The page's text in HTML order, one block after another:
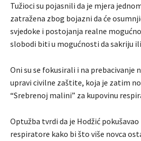
Tužioci su pojasnili da je mjera
zatražena zbog bojazni da će
svjedoke i postojanja realne
slobodi biti u mogućnosti da sakriju
Oni su se fokusirali i na prebacivanje
upravi civilne zaštite, koja je zatim
“Srebrenoj malini” za kupovinu
Optužba tvrdi da je Hodžić
respiratore kako bi što više novca